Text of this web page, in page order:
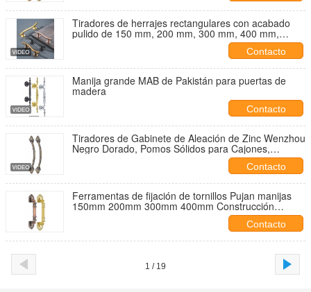
Tiradores de herrajes rectangulares con acabado
pulido de 150 mm, 200 mm, 300 mm, 400 mm,
tiradores contemporáneos y duraderos para puertas
Contacto
Manija grande MAB de Pakistán para puertas de
madera
Contacto
Tiradores de Gabinete de Aleación de Zinc Wenzhou
Negro Dorado, Pomos Sólidos para Cajones,
Tiradores Metálicos para Puertas de Cocina, Tirador
Contacto
Ferramentas de fijación de tornillos Pujan manijas
150mm 200mm 300mm 400mm Construcción
robusta adecuada para puertas y cajones de trabajo
Contacto
1 / 19